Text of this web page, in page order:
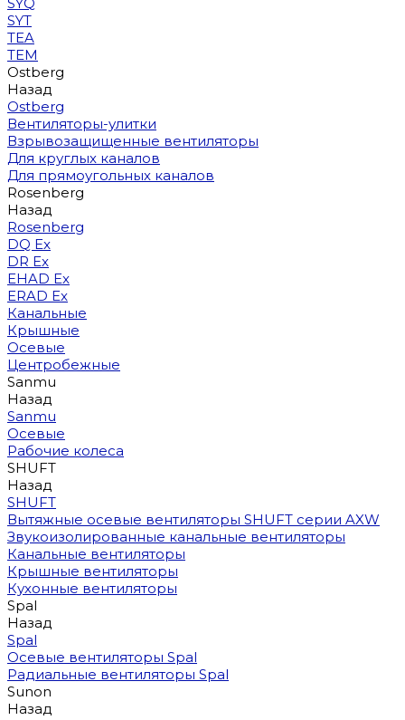
SYT
TEA
TEM
Ostberg
Назад
Ostberg
Вентиляторы-улитки
Взрывозащищенные вентиляторы
Для круглых каналов
Для прямоугольных каналов
Rosenberg
Назад
Rosenberg
DQ Ex
DR Ex
EHAD Ex
ERAD Ex
Канальные
Крышные
Осевые
Центробежные
Sanmu
Назад
Sanmu
Осевые
Рабочие колеса
SHUFT
Назад
SHUFT
Вытяжные осевые вентиляторы SHUFT серии AXW
Звукоизолированные канальные вентиляторы
Канальные вентиляторы
Крышные вентиляторы
Кухонные вентиляторы
Spal
Назад
Spal
Осевые вентиляторы Spal
Радиальные вентиляторы Spal
Sunon
Назад